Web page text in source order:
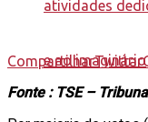
CompartilharTwittar
Fonte : TSE –